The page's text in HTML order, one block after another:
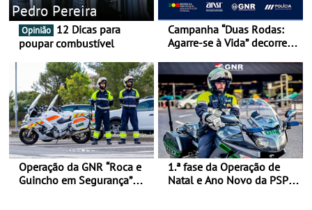
Pedro Pereira
Opinião
poupar combustível
Campanha “Duas Rodas:
Agarre-se à Vida” decorre
Operação da GNR “Roca e
Guincho em Segurança”
1.ª fase da Operação de
Natal e Ano Novo da PSP e